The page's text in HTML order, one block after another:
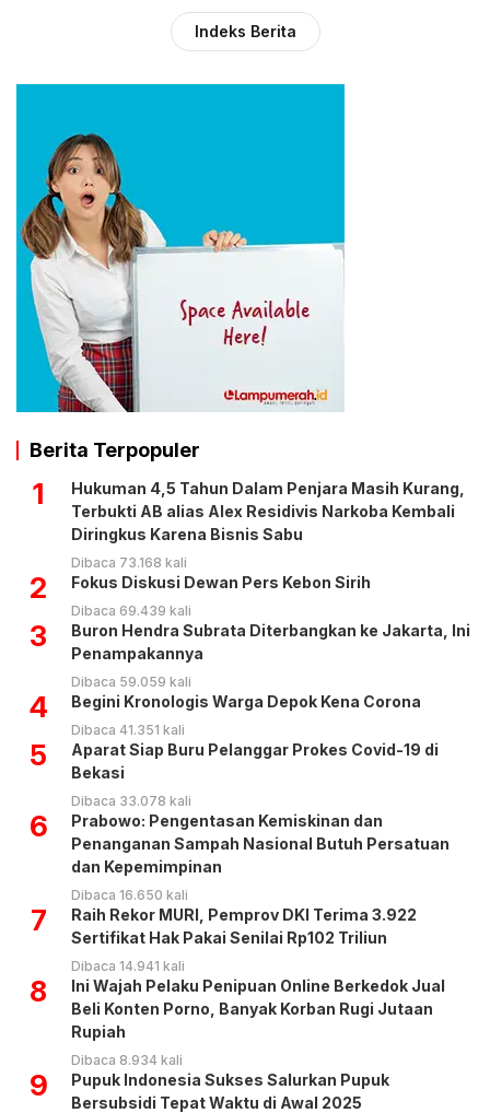
Indeks Berita
Berita Terpopuler
1
Hukuman 4,5 Tahun Dalam Penjara Masih Kurang,
Terbukti AB alias Alex Residivis Narkoba Kembali
Diringkus Karena Bisnis Sabu
Dibaca 73.168 kali
2 Fokus Diskusi Dewan Pers Kebon Sirih
Dibaca 69.439 kali
3
Buron Hendra Subrata Diterbangkan ke Jakarta, Ini
Penampakannya
Dibaca 59.059 kali
4 Begini Kronologis Warga Depok Kena Corona
Dibaca 41.351 kali
5
Aparat Siap Buru Pelanggar Prokes Covid-19 di
Bekasi
Dibaca 33.078 kali
6
Prabowo: Pengentasan Kemiskinan dan
Penanganan Sampah Nasional Butuh Persatuan
dan Kepemimpinan
Dibaca 16.650 kali
7
Raih Rekor MURI, Pemprov DKI Terima 3.922
Sertifikat Hak Pakai Senilai Rp102 Triliun
Dibaca 14.941 kali
8
Ini Wajah Pelaku Penipuan Online Berkedok Jual
Beli Konten Porno, Banyak Korban Rugi Jutaan
Rupiah
Dibaca 8.934 kali
9
Pupuk Indonesia Sukses Salurkan Pupuk
Bersubsidi Tepat Waktu di Awal 2025